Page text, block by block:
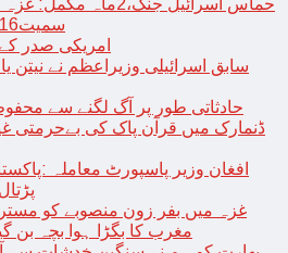
سمیت16ہزارفلسطینی شہید
امریکی صدر
سابق اسرائیلی وزیراعظم نے نیتن
حادثاتی طور پر آگ لگنے سے محفوظ
ڈنمارک میں قرآن پاک کی بےحرمتی
افغان وزیر پاسپورٹ معاملہ
غزہ میں بفر زون منصوبے کو
مغرب کا بگڑا ہوا بچہ بن